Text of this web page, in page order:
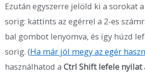
Ezután egyszerre jelöld ki a sorokat
sorig: kattints az egérrel a 2-es
bal gombot lenyomva, és így húzd
sorig. (Ha már jól megy az egér
használhatod a Ctrl Shift lefele nyilat